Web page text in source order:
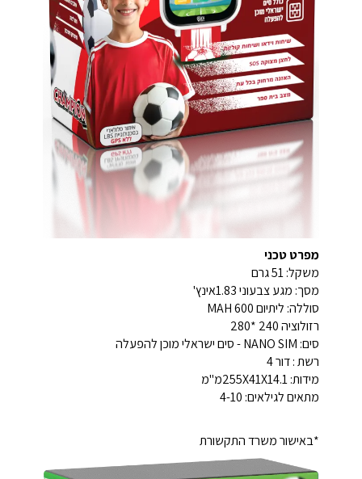
מפרט טכני
משקל: 51 גרם
מסך: מגע צבעוני 1.83אינץ'
סוללה: ליתיום 600 MAH
רזולוציה 240 *280
סים: NANO SIM - סים ישראלי מוכן להפעלה
רשת : דור 4
מידות: 255X41X14.1מ"מ
מתאים לגילאים: 4-10
*באישור משרד התקשורת